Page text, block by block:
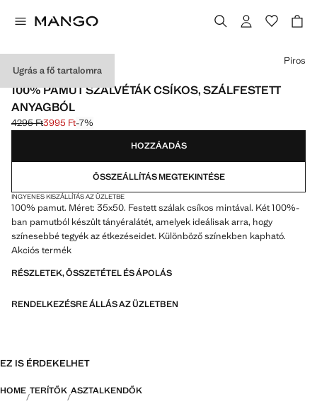
Ugrás a fő tartalomra
2 DB-OS CSOMAG
100% PAMUT SZALVÉTÁK CSÍKOS, SZÁLFESTETT
ANYAGBÓL
Kezdeti ár áthúzva [4295 Ft ]
4295 Ft
Jelenlegi ár [3995 Ft ]
3995 Ft-7%
Válassz egy színt
Piros
HOZZÁADÁS
ÖSSZEÁLLÍTÁS MEGTEKINTÉSE
INGYENES KISZÁLLÍTÁS AZ ÜZLETBE
100% pamut. Méret: 35x50. Festett szálak csíkos mintával. Két 100%-
ban pamutból készült tányéralátét, amelyek ideálisak arra, hogy
színesebbé tegyék az étkezéseidet. Különböző színekben kapható.
Akciós termék
RÉSZLETEK, ÖSSZETÉTEL ÉS ÁPOLÁS
RENDELKEZÉSRE ÁLLÁS AZ ÜZLETBEN
EZ IS ÉRDEKELHET
HOME TERÍTŐK ASZTALKENDŐK